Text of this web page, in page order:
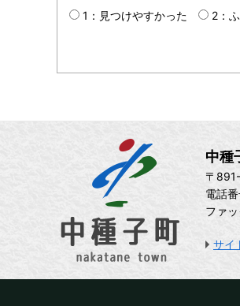
1：見つけやすかった
2：
中種
〒
電話
ファ
サイ